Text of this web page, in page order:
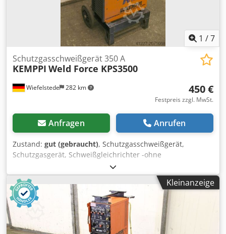
1 /7
Wiefelstede 282 km
Schutzgasschweißgerät 350 A
KEMPPI Weld Force KPS3500
450 €
Festpreis zzgl. MwSt.
Anfragen Anrufen
Zustand: gut (gebraucht), Schutzgasschweißgerät,
Schutzgasgerät, Schweißgleichrichter -ohne
Drahtvorschub -max. Schweissleistung: 350 A Dodpfxob
Uhu Rs Anzokr -Abmessungen: 700/600/H1400 mm -
Gewicht: 62 kg
Kleinanzeige